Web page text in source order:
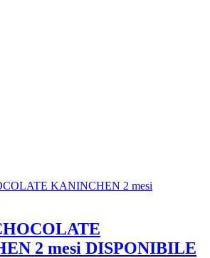
2 mesi DISPONIBILE